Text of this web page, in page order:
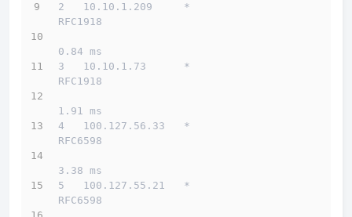
2   10.10.1.209     *
RFC1918
0.84 ms
3   10.10.1.73      *
RFC1918
1.91 ms
4   100.127.56.33   *
RFC6598
3.38 ms
5   100.127.55.21   *
RFC6598